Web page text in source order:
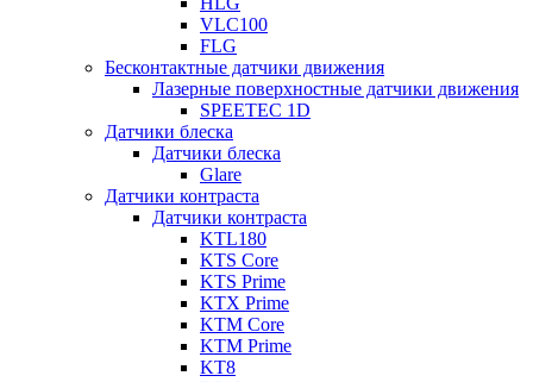
VLC100
FLG
Бесконтактные датчики движения
Лазерные поверхностные датчики движения
SPEETEC 1D
Датчики блеска
Датчики блеска
Glare
Датчики контраста
Датчики контраста
KTL180
KTS Core
KTS Prime
KTX Prime
KTM Core
KTM Prime
KT8